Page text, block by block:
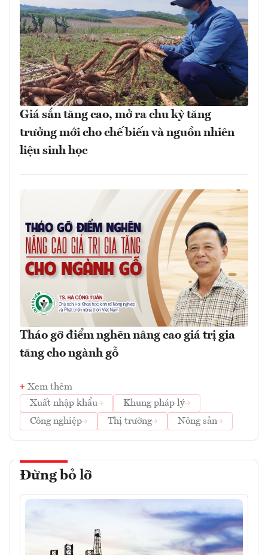
Giá sắn tăng cao, mở ra chu kỳ tăng
trưởng mới cho chế biến và nguồn nhiên
liệu sinh học
Tháo gỡ điểm nghẽn nâng cao giá trị gia
tăng cho ngành gỗ
Xem thêm
Xuất nhập khẩu
Khung pháp lý
Công nghiệp
Thị trường Nông sản
Đừng bỏ lỡ